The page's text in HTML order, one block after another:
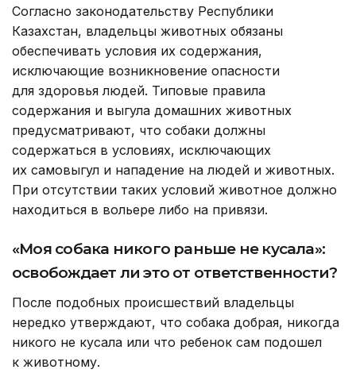
Согласно законодательству Республики
Казахстан, владельцы животных обязаны
обеспечивать условия их содержания,
исключающие возникновение опасности
для здоровья людей. Типовые правила
содержания и выгула домашних животных
предусматривают, что собаки должны
содержаться в условиях, исключающих
их самовыгул и нападение на людей и животных.
При отсутствии таких условий животное должно
находиться в вольере либо на привязи.
«Моя собака никого раньше не кусала»:
освобождает ли это от ответственности?
После подобных происшествий владельцы
нередко утверждают, что собака добрая, никогда
никого не кусала или что ребенок сам подошел
к животному.